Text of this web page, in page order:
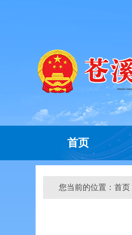
首页
您当前的位置： 首页